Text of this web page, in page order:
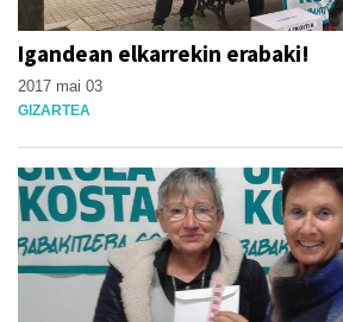
Igandean elkarrekin erabaki!
2017 mai 03
GIZARTEA